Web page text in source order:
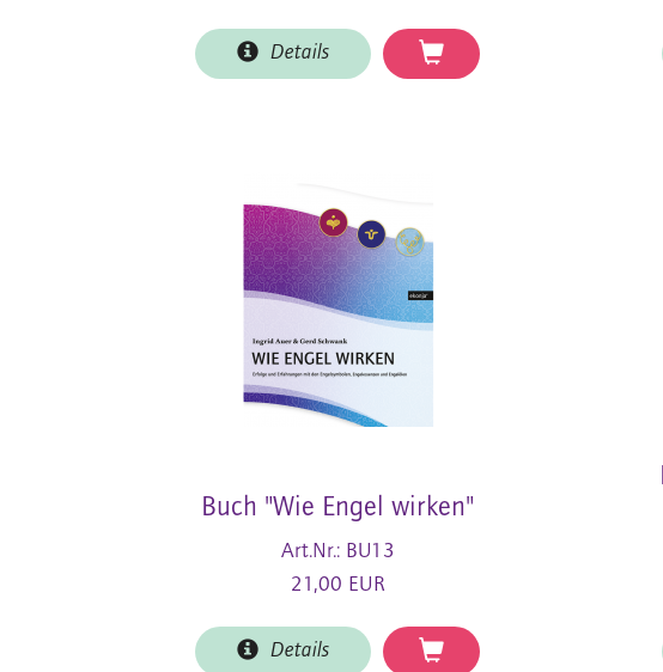
Details
Buch "Wie Engel wirken"
Art.Nr.: BU13
21,00 EUR
Details